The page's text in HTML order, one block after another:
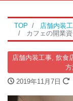
TOP
店舗内装
カフェの開業
店舗内装工事, 飲食
2019年11月7日